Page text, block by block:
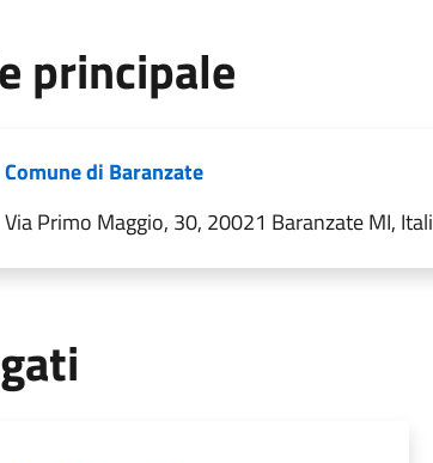
principale
Comune di Baranzate
Via Primo Maggio, 30, 20021 Baranzate MI,